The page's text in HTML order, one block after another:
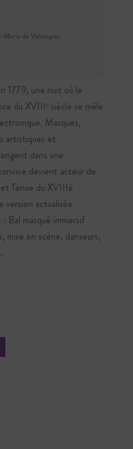
de Valmagne
1779, une nuit où le
du XVIIIᵉ siècle se mêle
Masques,
artistiques et
dans une
devient acteur de
Tenue du XVIIIè
version actualisée
Bal masqué immersif
mise en scène, danseurs,